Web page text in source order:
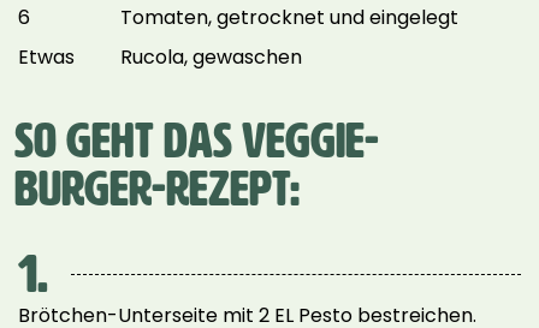
6
Tomaten, getrocknet und eingelegt
Etwas
Rucola, gewaschen
SO GEHT DAS VEGGIE-
BURGER-REZEPT:
1.
Brötchen-Unterseite mit 2 EL Pesto bestreichen.